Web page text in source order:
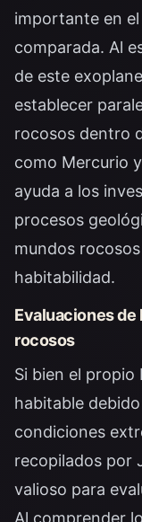
importante en
comparada. Al
de este
establecer
rocosos dentro
como Mercurio
ayuda a los
procesos
mundos
habitabilidad.
Evaluaciones de
rocosos
Si bien el propio
habitable
condiciones
recopilados por
valioso para
Al comprender